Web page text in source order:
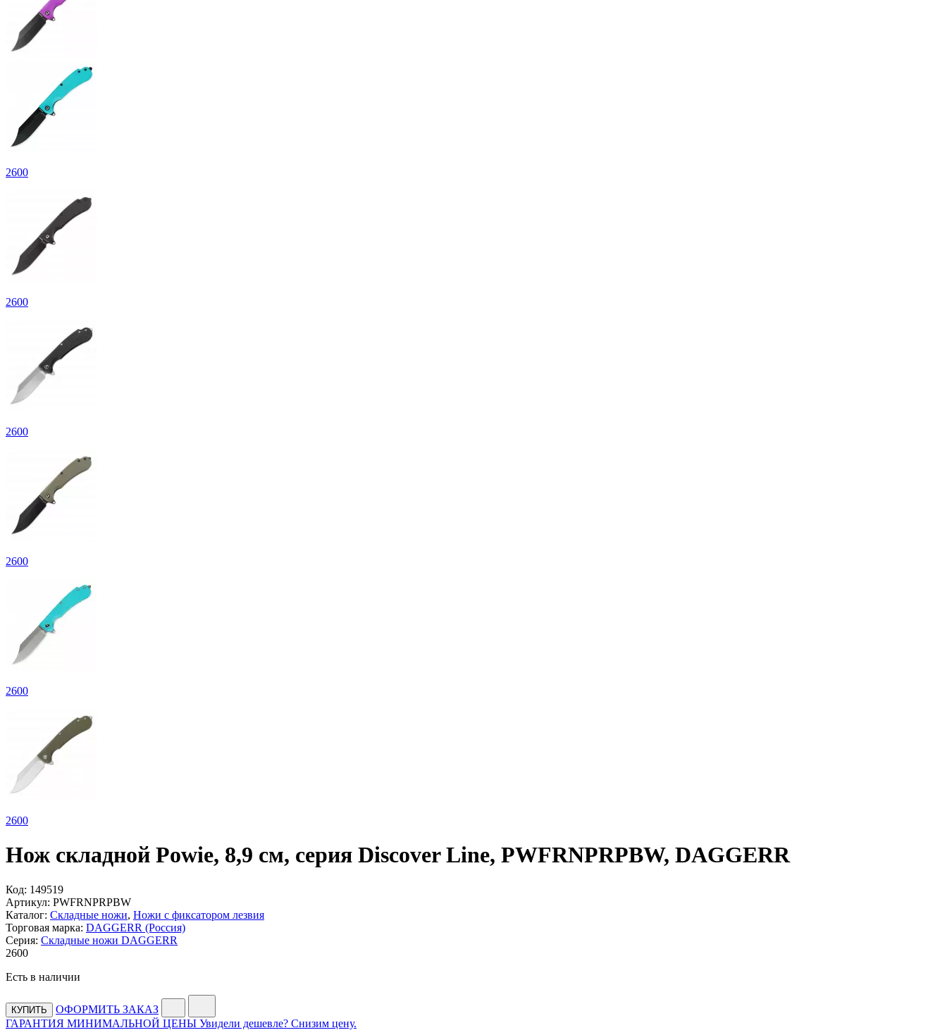
2600
2600
2600
2600
2600
2600
Нож складной Powie, 8,9 см, серия Discover Line, PWFRNPRPBW, DAGGERR
Код: 149519
Артикул: PWFRNPRPBW
Каталог: Складные ножи, Ножи с фиксатором лезвия
Торговая марка: DAGGERR (Россия)
Серия: Складные ножи DAGGERR
2600
Есть в наличии
КУПИТЬ
ОФОРМИТЬ ЗАКАЗ
ГАРАНТИЯ МИНИМАЛЬНОЙ ЦЕНЫ Увидели дешевле? Снизим цену.